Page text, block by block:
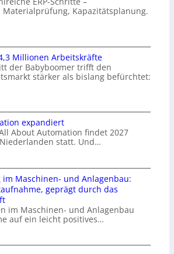
Materialprüfung, Kapazitätsplanung.
Millionen Arbeitskräfte
der Babyboomer trifft den
stärker als bislang befürchtet:
expandiert
About Automation findet 2027
statt. Und…
Maschinen- und Anlagenbau:
geprägt durch das
im Maschinen- und Anlagenbau
auf ein leicht positives…